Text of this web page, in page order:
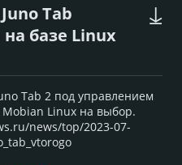
Tab
базе Linux
Tab 2 под управлением
Linux на выбор.
news/top/2023-07-